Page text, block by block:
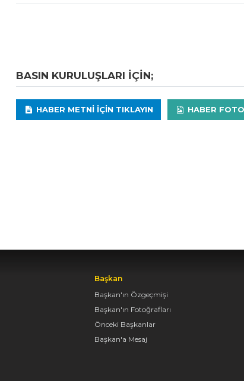
BASIN KURULUŞLARI IÇIN;
HABER METNI IÇIN TIKLAYIN HABER
Başkan
Başkan'ın Özgeçmişi
Başkan'ın Fotoğrafları
Önceki Başkanlar
Başkan'a Mesaj